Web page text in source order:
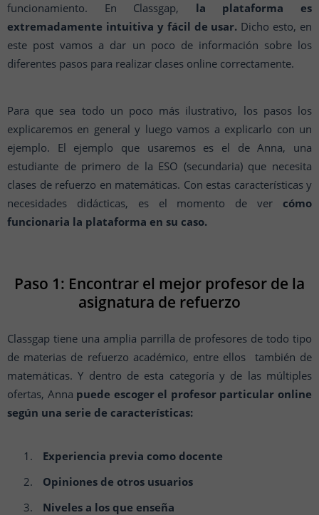
funcionamiento. En Classgap, la plataforma es
extremadamente intuitiva y fácil de usar. Dicho esto, en
este post vamos a dar un poco de información sobre los
diferentes pasos para realizar clases online correctamente.
Para que sea todo un poco más ilustrativo, los pasos los
explicaremos en general y luego vamos a explicarlo con un
ejemplo. El ejemplo que usaremos es el de Anna, una
estudiante de primero de la ESO (secundaria) que necesita
clases de refuerzo en matemáticas. Con estas características y
necesidades didácticas, es el momento de ver cómo
funcionaria la plataforma en su caso.
Paso 1: Encontrar el mejor profesor de la
asignatura de refuerzo
Classgap tiene una amplia parrilla de profesores de todo tipo
de materias de refuerzo académico, entre ellos también de
matemáticas. Y dentro de esta categoría y de las múltiples
ofertas, Anna puede escoger el profesor particular online
según una serie de características:
Experiencia previa como docente
Opiniones de otros usuarios
Niveles a los que enseña